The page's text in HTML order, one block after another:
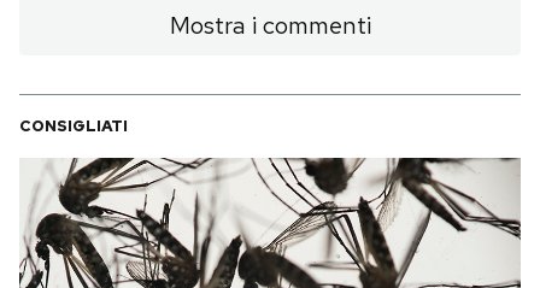
Mostra i commenti
CONSIGLIATI